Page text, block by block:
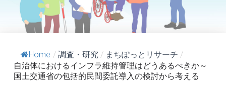
Home / 調査・研究 / まちぽっとリサーチ /
自治体におけるインフラ維持管理はどうあるべきか～
国土交通省の包括的民間委託導入の検討から考える